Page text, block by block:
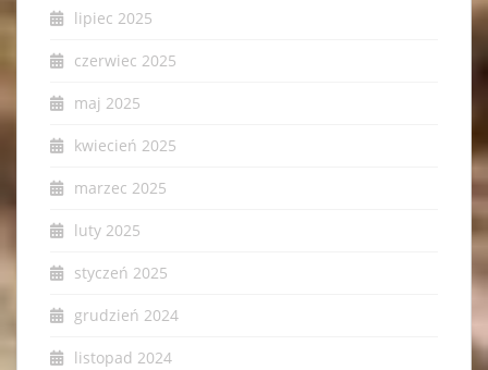
lipiec 2025
czerwiec 2025
maj 2025
kwiecień 2025
marzec 2025
luty 2025
styczeń 2025
grudzień 2024
listopad 2024